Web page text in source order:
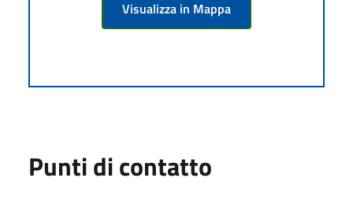
Visualizza in Mappa
Punti di contatto